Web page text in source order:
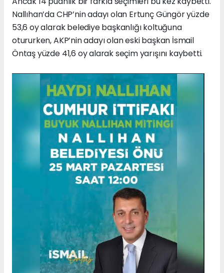
Nallıhan’da CHP’nin adayı olan Ertunç Güngör yüzde
53,6 oy alarak belediye başkanlığı koltuğuna
otururken, AKP’nin adayı olan eski başkan İsmail
Öntaş yüzde 41,6 oy alarak seçim yarışını kaybetti.